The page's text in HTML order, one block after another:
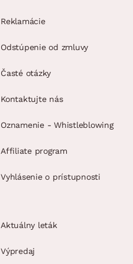
Reklamácie
Odstúpenie od zmluvy
Časté otázky
Kontaktujte nás
Oznamenie - Whistleblowing
Affiliate program
Vyhlásenie o prístupnosti
Aktuálny leták
Výpredaj